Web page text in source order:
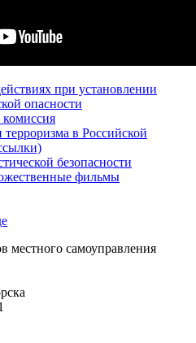
при установлении
опасности
комиссия
в Российской
безопасности
фильмы
самоуправления